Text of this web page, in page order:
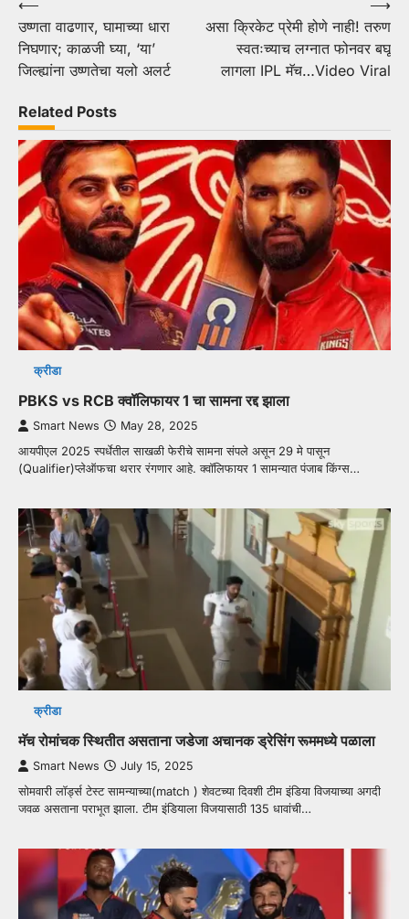
Post
navigation
⟵
उष्णता वाढणार, घामाच्या धारा
निघणार; काळजी घ्या, ‘या’
जिल्ह्यांना उष्णतेचा यलो अलर्ट
असा क्रिकेट प्रेमी होणे नाही! तरुण
स्वतःच्याच लग्नात फोनवर बघू
लागला IPL मॅच…Video Viral
⟶
Related Posts
क्रीडा
PBKS vs RCB क्वॉलिफायर 1 चा सामना रद्द झाला
Smart News May 28, 2025
आयपीएल 2025 स्पर्धेतील साखळी फेरीचे सामना संपले असून 29 मे पासून
(Qualifier)प्लेऑफचा थरार रंगणार आहे. क्वॉलिफायर 1 सामन्यात पंजाब किंग्स…
क्रीडा
मॅच रोमांचक स्थितीत असताना जडेजा अचानक ड्रेसिंग रूममध्ये पळाला
Smart News July 15, 2025
सोमवारी लॉर्ड्स टेस्ट सामन्याच्या(match ) शेवटच्या दिवशी टीम इंडिया विजयाच्या अगदी
जवळ असताना पराभूत झाला. टीम इंडियाला विजयासाठी 135 धावांची…